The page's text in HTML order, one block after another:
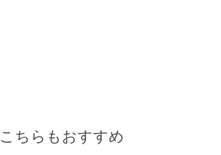
こちらもおすすめ